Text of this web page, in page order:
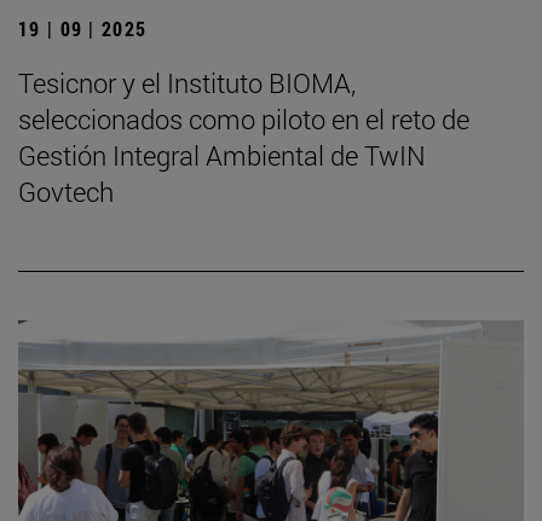
19 | 09 | 2025
Tesicnor y el Instituto BIOMA,
seleccionados como piloto en el reto de
Gestión Integral Ambiental de TwIN
Govtech